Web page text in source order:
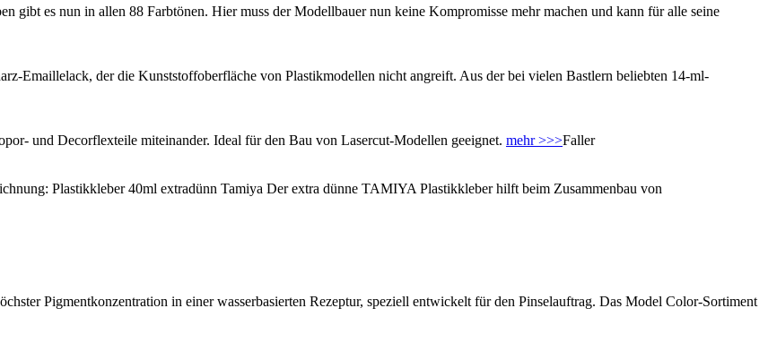
gibt es nun in allen 88 Farbtönen. Hier muss der Modellbauer nun keine Kompromisse mehr machen und kann für alle seine
Emaillelack, der die Kunststoffoberfläche von Plastikmodellen nicht angreift. Aus der bei vielen Bastlern beliebten 14-ml-
und Decorflexteile miteinander. Ideal für den Bau von Lasercut-Modellen geeignet. mehr >>>Faller
Plastikkleber 40ml extradünn Tamiya Der extra dünne TAMIYA Plastikkleber hilft beim Zusammenbau von
Pigmentkonzentration in einer wasserbasierten Rezeptur, speziell entwickelt für den Pinselauftrag. Das Model Color-Sortiment